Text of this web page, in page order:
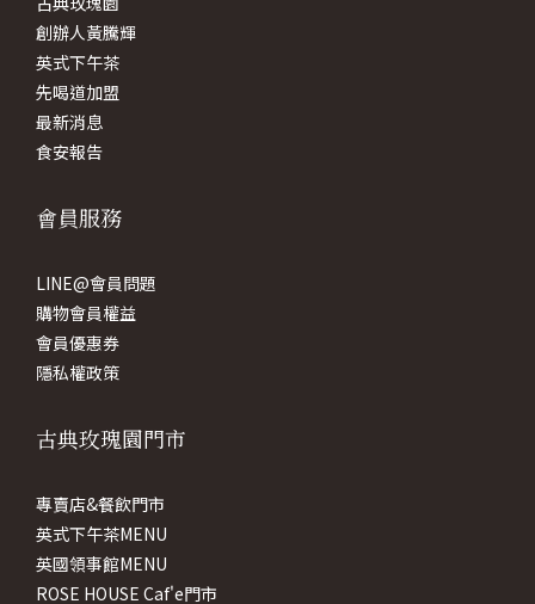
創辦人黃騰輝
英式下午茶
先喝道加盟
最新消息
食安報告
會員服務
LINE@會員問題
購物會員權益
會員優惠券
隱私權政策
古典玫瑰園門市
專賣店&餐飲門市
英式下午茶MENU
英國領事館MENU
ROSE HOUSE Caf'e門市